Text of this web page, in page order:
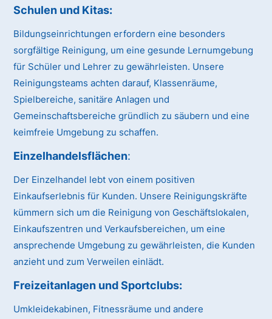
Schulen und Kitas:
Bildungseinrichtungen erfordern eine besonders
sorgfältige Reinigung, um eine gesunde Lernumgebung
für Schüler und Lehrer zu gewährleisten. Unsere
Reinigungsteams achten darauf, Klassenräume,
Spielbereiche, sanitäre Anlagen und
Gemeinschaftsbereiche gründlich zu säubern und eine
keimfreie Umgebung zu schaffen.
Einzelhandelsflächen:
Der Einzelhandel lebt von einem positiven
Einkaufserlebnis für Kunden. Unsere Reinigungskräfte
kümmern sich um die Reinigung von Geschäftslokalen,
Einkaufszentren und Verkaufsbereichen, um eine
ansprechende Umgebung zu gewährleisten, die Kunden
anzieht und zum Verweilen einlädt.
Freizeitanlagen und Sportclubs:
Umkleidekabinen, Fitnessräume und andere